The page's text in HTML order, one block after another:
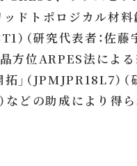
ドトポロジカル材料
）（研究代表者：佐藤
晶方位ARPES法によ
」（JPMJPR18L7）（
などの助成により得ら